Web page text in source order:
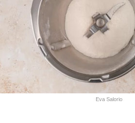
Eva Salorio